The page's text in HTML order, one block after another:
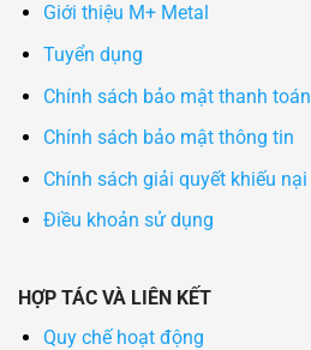
Giới thiệu M+ Metal
Tuyển dụng
Chính sách bảo mật thanh toán
Chính sách bảo mật thông tin
Chính sách giải quyết khiếu nại
Điều khoản sử dụng
HỢP TÁC VÀ LIÊN KẾT
Quy chế hoạt động